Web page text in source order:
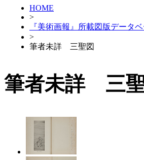
HOME
>
『美術画報』所載図版データ
>
筆者未詳 三聖図
筆者未詳 三